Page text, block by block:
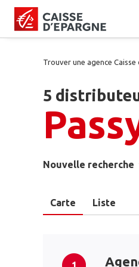
Trouver une agence Caisse
5
Nouvelle recherche
Carte Liste